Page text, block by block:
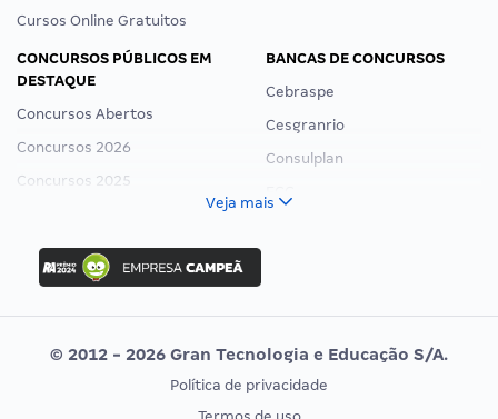
Cursos Online Gratuitos
CONCURSOS PÚBLICOS EM
DESTAQUE
Concursos Abertos
Concursos 2026
Concursos 2025
Concurso Nacional Unificado
Concurso Ibama
Concurso MPU
Editais publicados
BANCAS DE CONCURSOS
Cebraspe
Cesgranrio
Consulplan
Vunesp
CONCURSOS POR PROFISSÃO EXAME DE ORDEM
Veja mais
© 2012 - 2026 Gran Tecnologia e Educação S/A.
Política de privacidade